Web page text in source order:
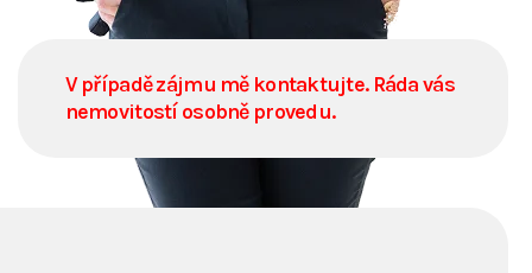
V případě zájmu mě kontaktujte. Ráda vás
nemovitostí osobně provedu.